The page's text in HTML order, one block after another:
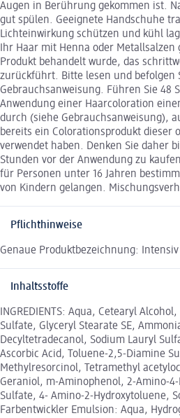
Augen in Berührung gekommen ist.
gut spülen. Geeignete Handschuhe
Lichteinwirkung schützen und kühl
Ihr Haar mit Henna oder
Produkt behandelt wurde, das
zurückführt. Bitte lesen und befolgen
Gebrauchsanweisung. Führen Sie 48
Anwendung einer Haarcoloration
durch (siehe Gebrauchsanweisung),
bereits ein Colorationsprodukt dieser
verwendet haben. Denken Sie daher
Stunden vor der Anwendung zu
für Personen unter 16 Jahren
von Kindern gelangen.
Pflichthinweise
Genaue Produktbezeichnung: Intensiv
Inhaltsstoffe
INGREDIENTS: Aqua, Cetearyl
Sulfate, Glyceryl Stearate SE,
Decyltetradecanol, Sodium Lauryl
Ascorbic Acid, Toluene-2,5-Diamine
Methylresorcinol, Tetramethyl
Geraniol, m-Aminophenol, 2-Amino-
Sulfate, 4- Amino-2-Hydroxytoluene,
Farbentwickler Emulsion: Aqua,